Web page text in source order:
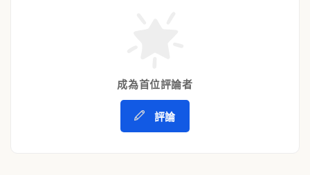
成為首位評論者
評論